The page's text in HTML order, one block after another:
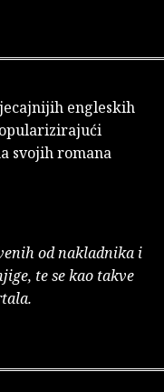
engleskih
svojih romana
od nakladnika i
te se kao takve